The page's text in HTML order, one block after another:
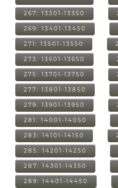
267: 13301-13350
269: 13401-13450
271: 13501-13550
273: 13601-13650
275: 13701-13750
277: 13801-13850
279: 13901-13950
281: 14001-14050
283: 14101-14150
285: 14201-14250
287: 14301-14350
289: 14401-14450